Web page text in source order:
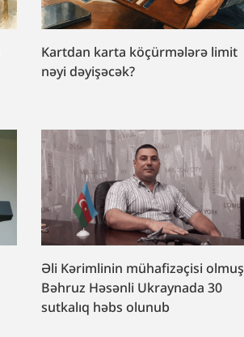
Kartdan karta köçürmələrə limit
nəyi dəyişəcək?
Əli Kərimlinin mühafizəçisi olmuş
Bəhruz Həsənli Ukraynada 30
sutkalıq həbs olunub